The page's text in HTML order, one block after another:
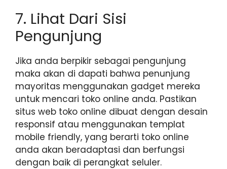
7. Lihat Dari Sisi
Pengunjung
Jika anda berpikir sebagai pengunjung
maka akan di dapati bahwa penunjung
mayoritas menggunakan gadget mereka
untuk mencari toko online anda. Pastikan
situs web toko online dibuat dengan desain
responsif atau menggunakan templat
mobile friendly, yang berarti toko online
anda akan beradaptasi dan berfungsi
dengan baik di perangkat seluler.